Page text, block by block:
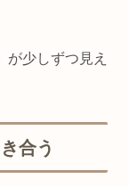
が少しずつ見え
合う